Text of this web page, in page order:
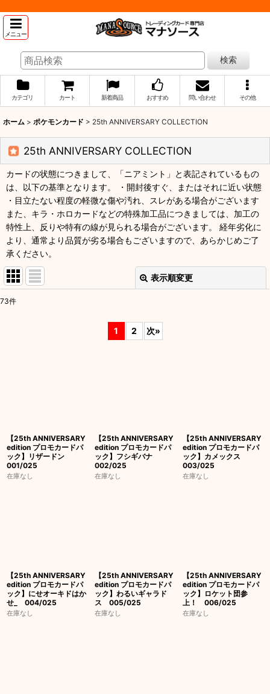
メニュー
検索
カテゴリ カート 新着商品 おすすめ 問い合わせ その他
ホーム > ポケモンカード > 25th ANNIVERSARY COLLECTION
25th ANNIVERSARY COLLECTION
カードの状態につきまして、「ニアミント」と表記されているもの
は、以下の基準となります。 ・開封後すぐ、またはそれに近い状態
・目立たない程度の軽微な傷や汚れ、スレがある場合がございます
また、キラ・ホロカードなどの特殊加工品につきましては、加工の
特性上、反りや特有の線が見られる場合がございます。 経年劣化に
より、通常より品質が劣る場合もございますので、あらかじめご了
承ください。
表示順変更
73件
1 2 次»
【25th ANNIVERSARY
edition プロモカードパ
ック】リザードン
001/025
在庫なし
【25th ANNIVERSARY
edition プロモカードパ
ック】フシギバナ
002/025
在庫なし
【25th ANNIVERSARY
edition プロモカードパ
ック】カメックス
003/025
在庫なし
【25th ANNIVERSARY
edition プロモカードパ
ック】にせオーキドはか
せ_ 004/025
在庫なし
【25th ANNIVERSARY
edition プロモカードパ
ック】わるいギャラド
ス 005/025
在庫なし
【25th ANNIVERSARY
edition プロモカードパ
ック】ロケット団参
上！ 006/025
在庫なし